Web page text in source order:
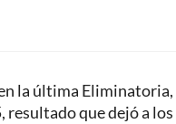
la última Eliminatoria,
resultado que dejó a los